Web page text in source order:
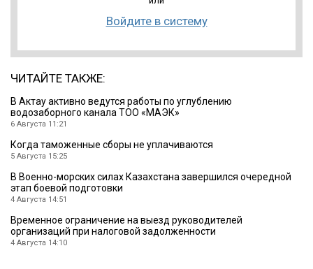
Войдите в систему
ЧИТАЙТЕ ТАКЖЕ:
В Актау активно ведутся работы по углублению
водозаборного канала ТОО «МАЭК»
6 Августа 11:21
Когда таможенные сборы не уплачиваются
5 Августа 15:25
В Военно-морских силах Казахстана завершился очередной
этап боевой подготовки
4 Августа 14:51
Временное ограничение на выезд руководителей
организаций при налоговой задолженности
4 Августа 14:10